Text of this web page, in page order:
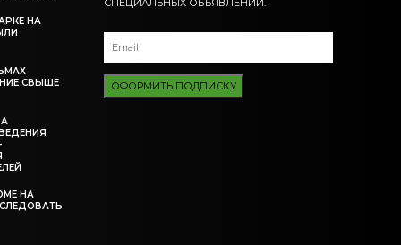
НА
СВЫШЕ
НА
СПЕЦИАЛЬНЫХ ОБЪЯВЛЕНИЙ.
ОФОРМИТЬ ПОДПИСКУ